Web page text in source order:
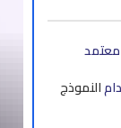
معتمد
النموذج